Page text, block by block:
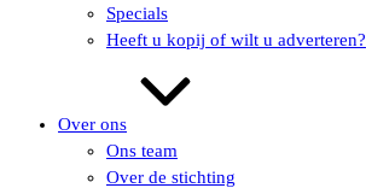
Specials
Heeft u kopij of wilt u adverteren?
Over ons
Ons team
Over de stichting